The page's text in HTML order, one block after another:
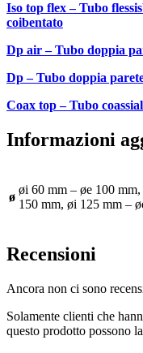
Iso top flex – Tubo
coibentato
Dp air – Tubo doppia
Dp – Tubo doppia
Coax top – Tubo
Informazioni
ø
øi 60 mm – øe 100
150 mm, øi 125 mm –
Recensioni
Ancora non ci sono
Solamente clienti che
questo prodotto possono